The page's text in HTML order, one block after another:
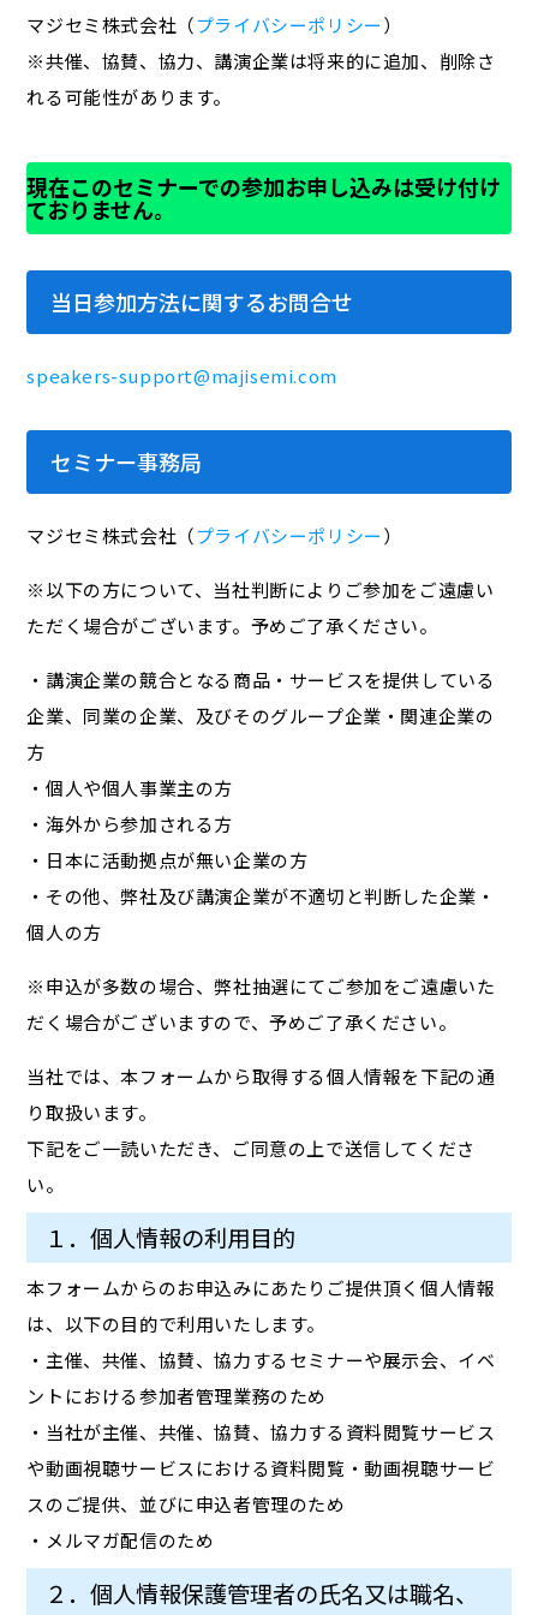
マジセミ株式会社（プライバシーポリシー）
※共催、協賛、協力、講演企業は将来的に追加、削除さ
れる可能性があります。
現在このセミナーでの参加お申し込みは受け付け
ておりません。
当日参加方法に関するお問合せ
speakers-support@majisemi.com
セミナー事務局
マジセミ株式会社（プライバシーポリシー）
※以下の方について、当社判断によりご参加をご遠慮い
ただく場合がございます。予めご了承ください。
・講演企業の競合となる商品・サービスを提供している
企業、同業の企業、及びそのグループ企業・関連企業の
方
・個人や個人事業主の方
・海外から参加される方
・日本に活動拠点が無い企業の方
・その他、弊社及び講演企業が不適切と判断した企業・
個人の方
※申込が多数の場合、弊社抽選にてご参加をご遠慮いた
だく場合がございますので、予めご了承ください。
当社では、本フォームから取得する個人情報を下記の通
り取扱います。
下記をご一読いただき、ご同意の上で送信してくださ
い。
１．個人情報の利用目的
本フォームからのお申込みにあたりご提供頂く個人情報
は、以下の目的で利用いたします。
・主催、共催、協賛、協力するセミナーや展示会、イベ
ントにおける参加者管理業務のため
・当社が主催、共催、協賛、協力する資料閲覧サービス
や動画視聴サービスにおける資料閲覧・動画視聴サービ
スのご提供、並びに申込者管理のため
・メルマガ配信のため
２．個人情報保護管理者の氏名又は職名、